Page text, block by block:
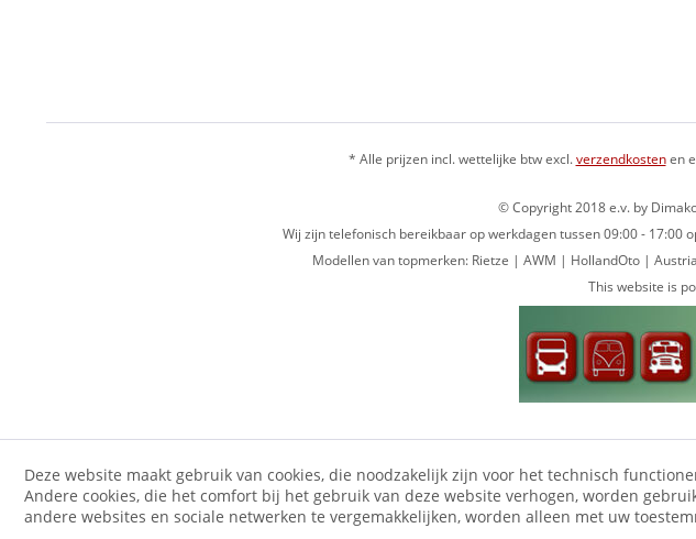
* Alle prijzen incl. wettelijke btw excl.verzendkostenen
© Copyright 2018 e.v. by
Wij zijn telefonisch bereikbaar op werkdagen tussen 09:00 -
Modellen van topmerken: Rietze | AWM | HollandOto |
This website is
Deze website maakt gebruik van cookies, die noodzakelijk zijn voor het technisch
Andere cookies, die het comfort bij het gebruik van deze website verhogen, worden
andere websites en sociale netwerken te vergemakkelijken, worden alleen met uw